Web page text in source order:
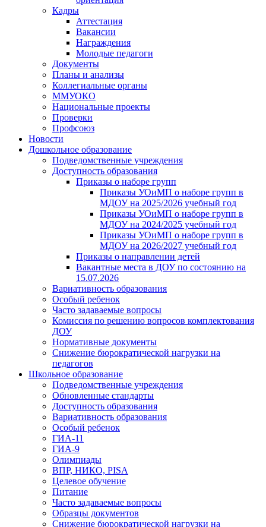
Кадры
Аттестация
Вакансии
Награждения
Молодые педагоги
Документы
Планы и анализы
Коллегиальные органы
ММУОКО
Национальные проекты
Проверки
Профсоюз
Новости
Дошкольное образование
Подведомственные учреждения
Доступность образования
Приказы о наборе групп
Приказы УОиМП о наборе групп в
МДОУ на 2025/2026 учебный год
Приказы УОиМП о наборе групп в
МДОУ на 2024/2025 учебный год
Приказы УОиМП о наборе групп в
МДОУ на 2026/2027 учебный год
Приказы о направлении детей
Вакантные места в ДОУ по состоянию на
15.07.2026
Вариативность образования
Особый ребенок
Часто задаваемые вопросы
Комиссия по решению вопросов комплектования
ДОУ
Нормативные документы
Снижение бюрократической нагрузки на
педагогов
Школьное образование
Подведомственные учреждения
Обновленные стандарты
Доступность образования
Вариативность образования
Особый ребенок
ГИА-11
ГИА-9
Олимпиады
ВПР, НИКО, PISA
Целевое обучение
Питание
Часто задаваемые вопросы
Образцы документов
Снижение бюрократической нагрузки на